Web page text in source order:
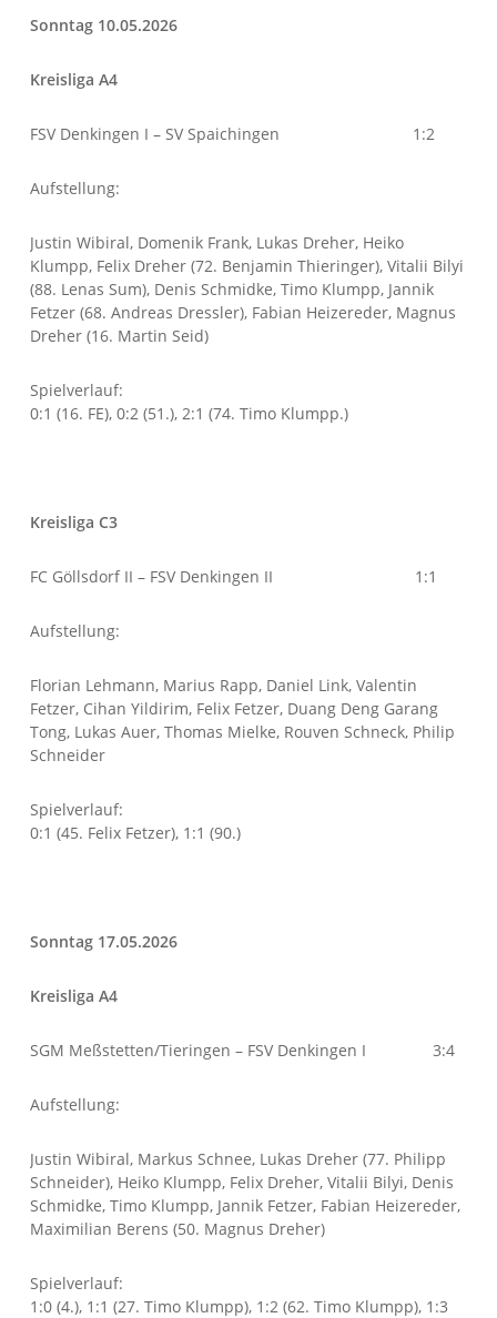
Sonntag 10.05.2026
Kreisliga A4
FSV Denkingen I – SV Spaichingen 1:2
Aufstellung:
Justin Wibiral, Domenik Frank, Lukas Dreher, Heiko
Klumpp, Felix Dreher (72. Benjamin Thieringer), Vitalii Bilyi
(88. Lenas Sum), Denis Schmidke, Timo Klumpp, Jannik
Fetzer (68. Andreas Dressler), Fabian Heizereder, Magnus
Dreher (16. Martin Seid)
Spielverlauf:
0:1 (16. FE), 0:2 (51.), 2:1 (74. Timo Klumpp.)
Kreisliga C3
FC Göllsdorf II – FSV Denkingen II 1:1
Aufstellung:
Florian Lehmann, Marius Rapp, Daniel Link, Valentin
Fetzer, Cihan Yildirim, Felix Fetzer, Duang Deng Garang
Tong, Lukas Auer, Thomas Mielke, Rouven Schneck, Philip
Schneider
Spielverlauf:
0:1 (45. Felix Fetzer), 1:1 (90.)
Sonntag 17.05.2026
Kreisliga A4
SGM Meßstetten/Tieringen – FSV Denkingen I 3:4
Aufstellung:
Justin Wibiral, Markus Schnee, Lukas Dreher (77. Philipp
Schneider), Heiko Klumpp, Felix Dreher, Vitalii Bilyi, Denis
Schmidke, Timo Klumpp, Jannik Fetzer, Fabian Heizereder,
Maximilian Berens (50. Magnus Dreher)
Spielverlauf:
1:0 (4.), 1:1 (27. Timo Klumpp), 1:2 (62. Timo Klumpp), 1:3